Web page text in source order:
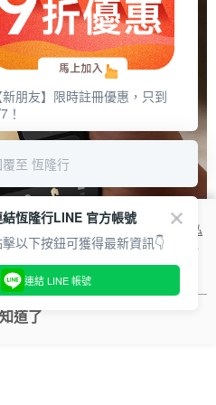
使用 cookie 方式之詳情，及若您不希
腦的 cookie 設定，請參閱本網站「
隱私
網站即表示您同意本公司得按本網站使
道了
新朋友】限時註冊優惠，只到
！
覆至 恆隆行
恆隆行LINE 官方帳號
以下按鈕可獲得最新資訊👇
連結 LINE 帳號